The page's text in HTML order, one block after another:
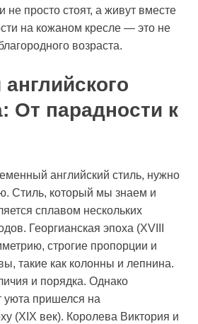
не просто стоят, а живут вместе
на кожаном кресле — это не
возраста.
От парадности к
английский стиль, нужно
Стиль, который мы знаем и
сплавом нескольких
Георгианская эпоха (XVIII
строгие пропорции и
такие как колонны и лепнина.
и порядка. Однако
уюта пришелся на
(XIX век). Королева Виктория и